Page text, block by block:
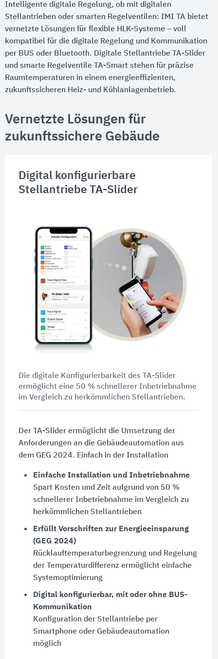
Intelligente digitale Regelung, ob mit digitalen
Stellantrieben oder smarten Regelventilen: IMI TA bietet
vernetzte Lösungen für flexible HLK-Systeme – voll
kompatibel für die digitale Regelung und Kommunikation
per BUS oder Bluetooth. Digitale Stellantriebe TA-Slider
und smarte Regelventile TA-Smart stehen für präzise
Raumtemperaturen in einem energieeffizienten,
zukunftssicheren Heiz- und Kühlanlagenbetrieb.
Vernetzte Lösungen für
zukunftssichere Gebäude
Digital konfigurierbare
Stellantriebe TA-Slider
Die digitale Konfigurierbarkeit des TA-Slider
ermöglicht eine 50 % schnellerer Inbetriebnahme
im Vergleich zu herkömmlichen Stellantrieben.
Der TA-Slider ermöglicht die Umsetzung der
Anforderungen an die Gebäudeautomation aus
dem GEG 2024. Einfach in der Installation
Einfache Installation und Inbetriebnahme
Spart Kosten und Zeit aufgrund von 50 %
schnellerer Inbetriebnahme im Vergleich zu
herkömmlichen Stellantrieben
Erfüllt Vorschriften zur Energieeinsparung
(GEG 2024)
Rücklauftemperaturbegrenzung und Regelung
der Temperaturdifferenz ermöglicht einfache
Systemoptimierung
Digital konfigurierbar, mit oder ohne BUS-
Kommunikation
Konfiguration der Stellantriebe per
Smartphone oder Gebäudeautomation
möglich